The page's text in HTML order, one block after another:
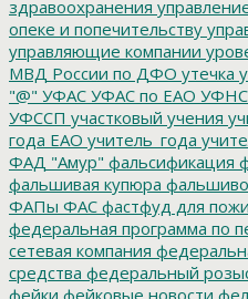
здравоохранения
опеке и попечительству
управляющие компании
МВД России по ДФО утечка
"@" УФАС УФАС по ЕАО УФНС
УФССП участковый учения
года ЕАО учитель_года
ФАД "Амур" фальсификация
фальшивая купюра
ФАПы ФАС фастфуд для
федеральная программа по
сетевая компания
средства федеральный
фейки фейковые новости